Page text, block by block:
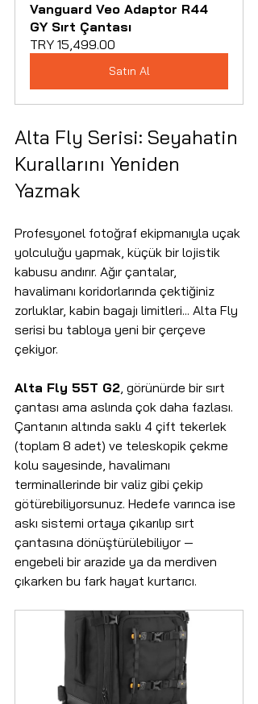
Vanguard Veo Adaptor R44
GY Sırt Çantası
TRY 15,499.00
Satın Al
Alta Fly Serisi: Seyahatin
Kurallarını Yeniden
Yazmak
Profesyonel fotoğraf ekipmanıyla uçak
yolculuğu yapmak, küçük bir lojistik
kabusu andırır. Ağır çantalar,
havalimanı koridorlarında çektiğiniz
zorluklar, kabin bagajı limitleri... Alta Fly
serisi bu tabloya yeni bir çerçeve
çekiyor.
Alta Fly 55T G2, görünürde bir sırt
çantası ama aslında çok daha fazlası.
Çantanın altında saklı 4 çift tekerlek
(toplam 8 adet) ve teleskopik çekme
kolu sayesinde, havalimanı
terminallerinde bir valiz gibi çekip
götürebiliyorsunuz. Hedefe varınca ise
askı sistemi ortaya çıkarılıp sırt
çantasına dönüştürülebiliyor —
engebeli bir arazide ya da merdiven
çıkarken bu fark hayat kurtarıcı.